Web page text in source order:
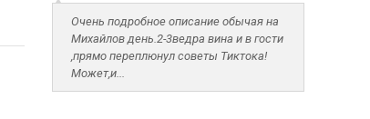
Очень подробное описание обычая на
Михайлов день.2-3ведра вина и в гости
,прямо переплюнул советы Тиктока!
Может,и...